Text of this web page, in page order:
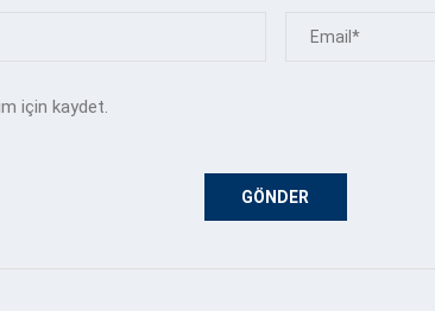
için kaydet.